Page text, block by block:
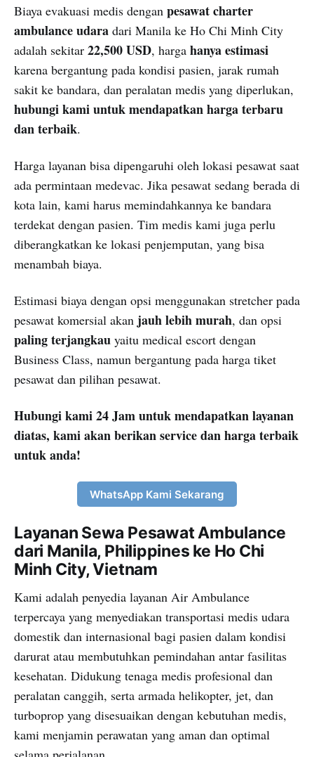
Biaya evakuasi medis dengan pesawat charter
ambulance udara dari Manila ke Ho Chi Minh City
adalah sekitar 22,500 USD, harga hanya estimasi
karena bergantung pada kondisi pasien, jarak rumah
sakit ke bandara, dan peralatan medis yang diperlukan,
hubungi kami untuk mendapatkan harga terbaru
dan terbaik.
Harga layanan bisa dipengaruhi oleh lokasi pesawat saat
ada permintaan medevac. Jika pesawat sedang berada di
kota lain, kami harus memindahkannya ke bandara
terdekat dengan pasien. Tim medis kami juga perlu
diberangkatkan ke lokasi penjemputan, yang bisa
menambah biaya.
Estimasi biaya dengan opsi menggunakan stretcher pada
pesawat komersial akan jauh lebih murah, dan opsi
paling terjangkau yaitu medical escort dengan
Business Class, namun bergantung pada harga tiket
pesawat dan pilihan pesawat.
Hubungi kami 24 Jam untuk mendapatkan layanan
diatas, kami akan berikan service dan harga terbaik
untuk anda!
WhatsApp Kami Sekarang
Layanan Sewa Pesawat Ambulance
dari Manila, Philippines ke Ho Chi
Minh City, Vietnam
Kami adalah penyedia layanan Air Ambulance
terpercaya yang menyediakan transportasi medis udara
domestik dan internasional bagi pasien dalam kondisi
darurat atau membutuhkan pemindahan antar fasilitas
kesehatan. Didukung tenaga medis profesional dan
peralatan canggih, serta armada helikopter, jet, dan
turboprop yang disesuaikan dengan kebutuhan medis,
kami menjamin perawatan yang aman dan optimal